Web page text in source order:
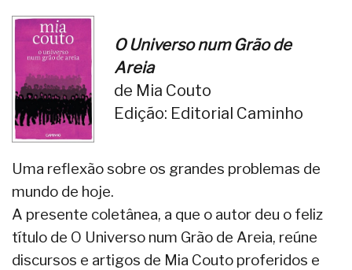
O Universo num Grão de
Areia
de Mia Couto
Edição: Editorial Caminho
Uma reflexão sobre os grandes problemas de
mundo de hoje.
A presente coletânea, a que o autor deu o feliz
título de O Universo num Grão de Areia, reúne
discursos e artigos de Mia Couto proferidos e